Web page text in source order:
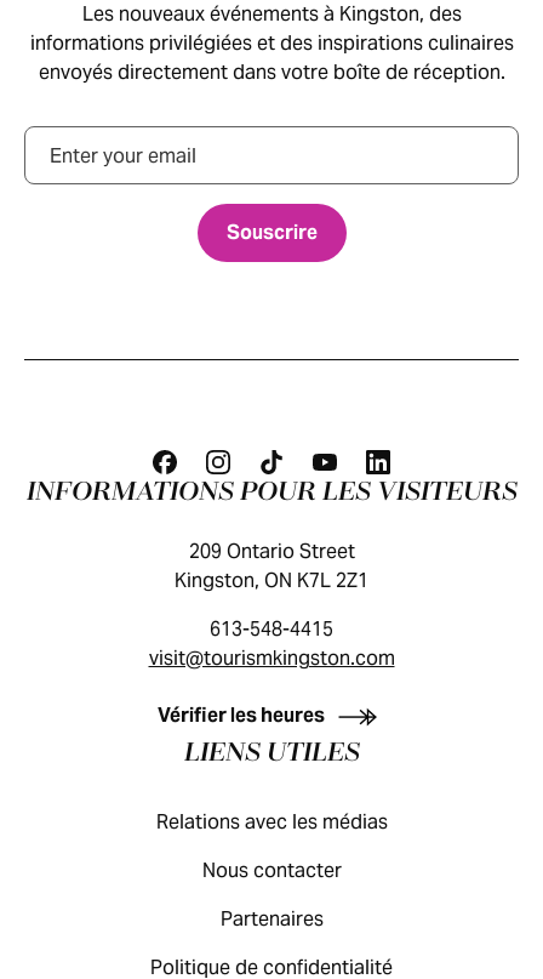
Les nouveaux événements à Kingston, des
informations privilégiées et des inspirations culinaires
envoyés directement dans votre boîte de réception.
Courriel
GUIDE DES VISITEURS
INFORMATIONS POUR LES VISITEURS
209 Ontario Street
Kingston, ON K7L 2Z1
613-548-4415
visit@tourismkingston.com
Vérifier les heures
LIENS UTILES
Relations avec les médias
Nous contacter
Partenaires
Politique de confidentialité